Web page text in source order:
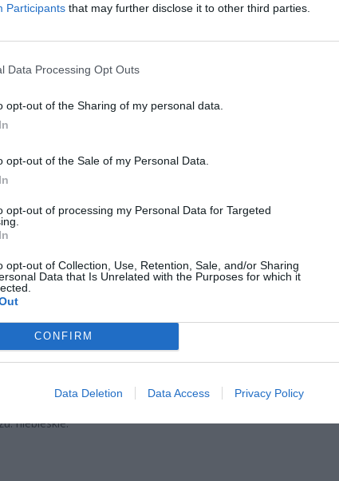
Participants that may further disclose it to other third parties.
Data Processing Opt Outs
opt-out of the Sharing of my personal data.
opt-out of the Sale of my Personal Data.
opt-out of processing my Personal Data for Targeted
opt-out of Collection, Use, Retention, Sale, and/or Sharing
Data that Is Unrelated with the Purposes for which it
CONFIRM
Data Deletion Data Access Privacy Policy
Fot. Archiwum prywatne
niebieskie.